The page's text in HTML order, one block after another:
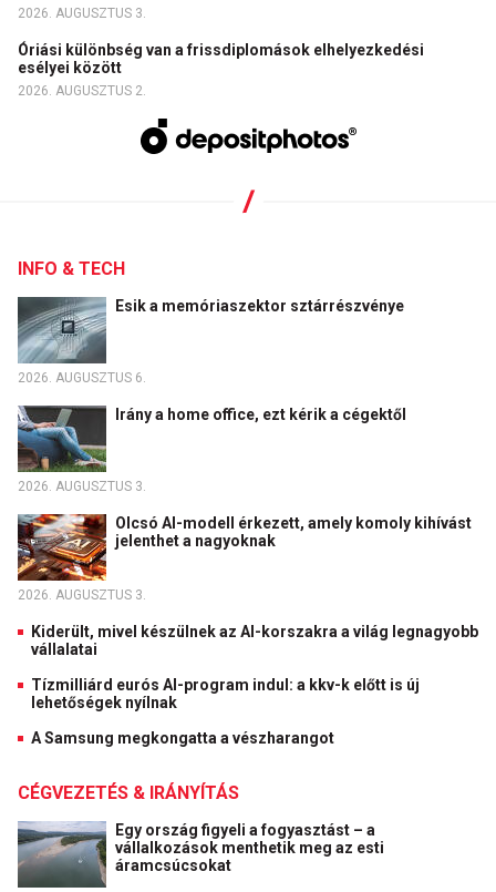
2026. AUGUSZTUS 3.
Óriási különbség van a frissdiplomások elhelyezkedési
esélyei között
2026. AUGUSZTUS 2.
INFO & TECH
Esik a memóriaszektor sztárrészvénye
2026. AUGUSZTUS 6.
Irány a home office, ezt kérik a cégektől
2026. AUGUSZTUS 3.
Olcsó AI-modell érkezett, amely komoly kihívást
jelenthet a nagyoknak
2026. AUGUSZTUS 3.
Kiderült, mivel készülnek az AI-korszakra a világ legnagyobb
vállalatai
Tízmilliárd eurós AI-program indul: a kkv-k előtt is új
lehetőségek nyílnak
A Samsung megkongatta a vészharangot
CÉGVEZETÉS & IRÁNYÍTÁS
Egy ország figyeli a fogyasztást – a
vállalkozások menthetik meg az esti
áramcsúcsokat